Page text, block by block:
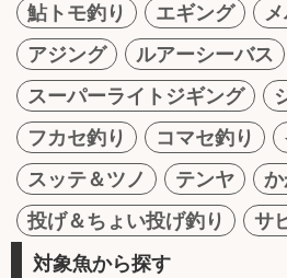
鮎トモ釣り
エギング
アジング
ルアーシーバス
スーパーライトジギング
フカセ釣り
コマセ釣り
スッテ＆ツノ
テンヤ
投げ＆ちょい投げ釣り
サ
対象魚から探す